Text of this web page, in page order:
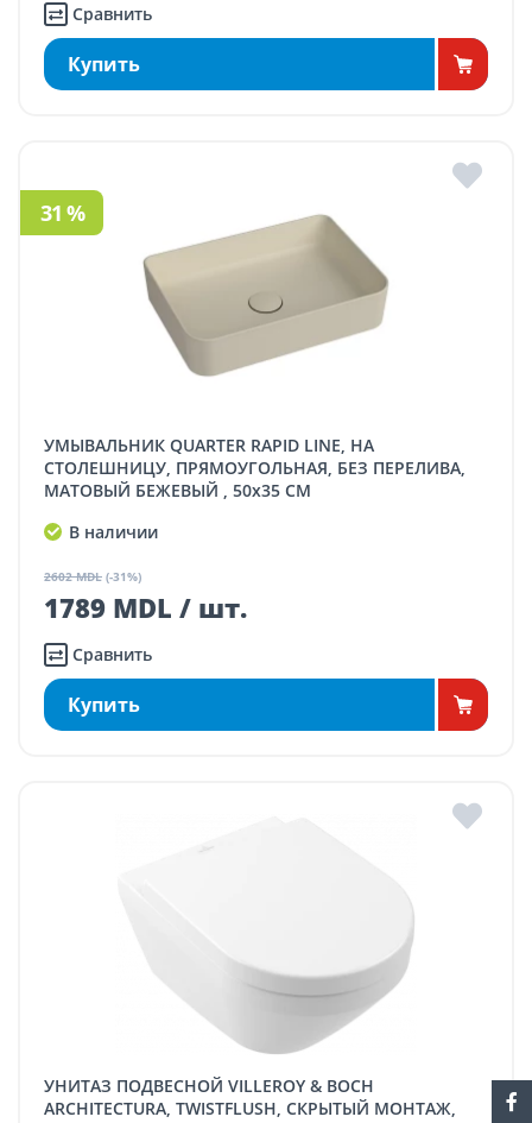
Сравнить
Купить
УМЫВАЛЬНИК QUARTER RAPID LINE, НА
СТОЛЕШНИЦУ, ПРЯМОУГОЛЬНАЯ, БЕЗ ПЕРЕЛИВА,
МАТОВЫЙ БЕЖЕВЫЙ , 50x35 СМ
В наличии
2602 MDL (-31%)
1789 MDL / шт.
31 %
Сравнить
Купить
УНИТАЗ ПОДВЕСНОЙ VILLEROY & BOCH
ARCHITECTURA, TWISTFLUSH, СКРЫТЫЙ МОНТАЖ,